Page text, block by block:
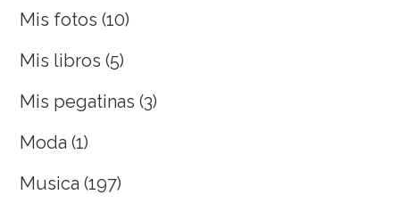
Mis fotos (10)
Mis libros (5)
Mis pegatinas (3)
Moda (1)
Musica (197)